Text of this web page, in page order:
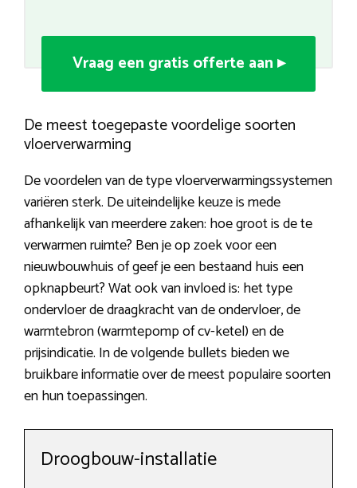
Vraag een gratis offerte aan ▸
De meest toegepaste voordelige soorten
vloerverwarming
De voordelen van de type vloerverwarmingssystemen
variëren sterk. De uiteindelijke keuze is mede
afhankelijk van meerdere zaken: hoe groot is de te
verwarmen ruimte? Ben je op zoek voor een
nieuwbouwhuis of geef je een bestaand huis een
opknapbeurt? Wat ook van invloed is: het type
ondervloer de draagkracht van de ondervloer, de
warmtebron (warmtepomp of cv-ketel) en de
prijsindicatie. In de volgende bullets bieden we
bruikbare informatie over de meest populaire soorten
en hun toepassingen.
Droogbouw-installatie